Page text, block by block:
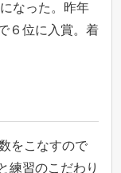
なった。昨年
６位に入賞。着
をこなすので
練習のこだわり